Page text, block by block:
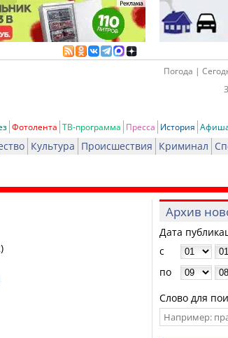
Погода |
Фотолента ТВ-программа Пресса История
Культура Происшествия Криминал
Архив
Дата
с
по
Слово для